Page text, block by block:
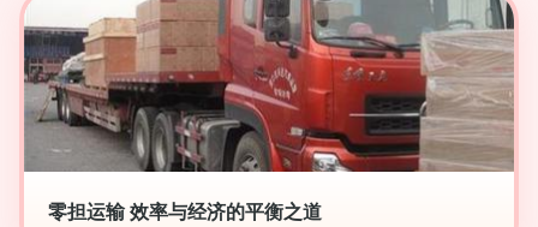
零担运输 效率与经济的平衡之道